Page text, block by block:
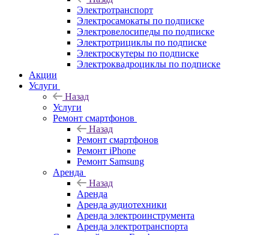
Электротранспорт
Электросамокаты по подписке
Электровелосипеды по подписке
Электротрициклы по подписке
Электроскутеры по подписке
Электроквадроциклы по подписке
Акции
Услуги
Назад
Услуги
Ремонт смартфонов
Назад
Ремонт смартфонов
Ремонт iPhone
Ремонт Samsung
Аренда
Назад
Аренда
Аренда аудиотехники
Аренда электроинструмента
Аренда электротранспорта